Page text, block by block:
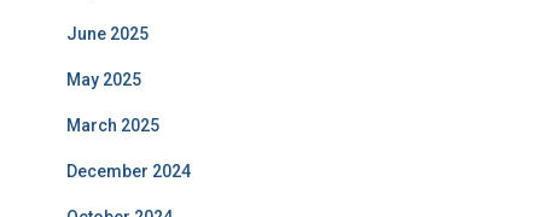
June 2025
May 2025
March 2025
December 2024